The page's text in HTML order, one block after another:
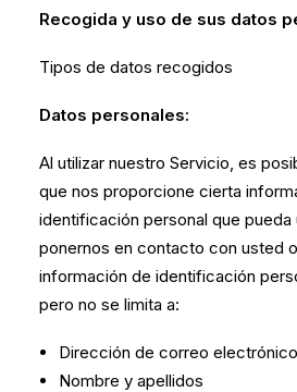
Recogida y uso de sus datos
Tipos de datos recogidos
Datos personales:
Al utilizar nuestro Servicio, es
que nos proporcione cierta
identificación personal que pueda
ponernos en contacto con usted
información de identificación
pero no se limita a:
Dirección de correo electrónico
Nombre y apellidos